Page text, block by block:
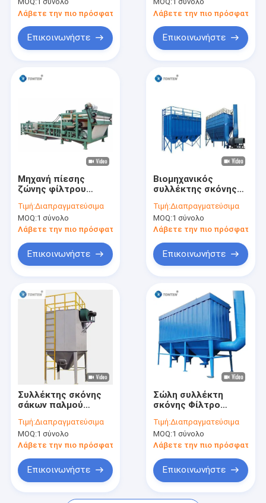
Προϊόντα
Βίντεο
Εμφάνιση VR
Σχετικά με εμάς
Έλεγχος ποιότητας
Επικοινωνήστε μαζί μας
Φίλτρο πρέσσης
λάσπης Μηχανή
λωρίδας αποβλήτων
Λάβετε την πιο πρόσφατη τιμή
Επικοινωνήστε
Λάβετε την πιο πρόσφατη
Επικοινωνήστε
Μηχανή πίεσης
ζώνης φίλτρου
Τιμή:Διαπραγματεύσιμα
MOQ:1 σύνολο
Λάβετε την πιο πρόσφατη τιμή
Επικοινωνήστε
Βιομηχανικός
συλλέκτης σκόνης
τσιμέντου
Τιμή:Διαπραγματεύσιμα
MOQ:1 σύνολο
Λάβετε την πιο πρόσφατη
Επικοινωνήστε
Συλλέκτης σκόνης
σάκων παλμού
σκόνης Φίλτρο
αερόσακων
Τιμή:Διαπραγματεύσιμα
MOQ:1 σύνολο
Λάβετε την πιο πρόσφατη τιμή
Επικοινωνήστε
Σώλη συλλέκτη
σκόνης Φίλτρο
Απομάκρυνση
σκόνης Μηχανικό
περιβάλλον
Τιμή:Διαπραγματεύσιμα
MOQ:1 σύνολο
Λάβετε την πιο πρόσφατη
Επικοινωνήστε